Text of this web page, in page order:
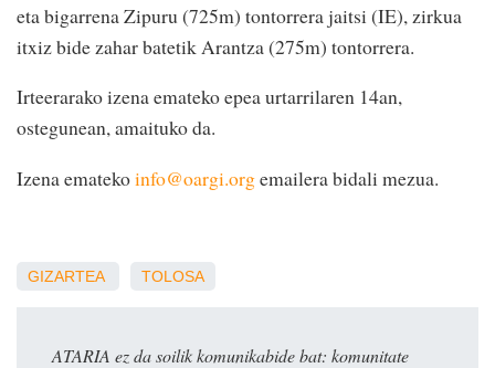
eta bigarrena Zipuru (725m) tontorrera jaitsi (IE), zirkua
itxiz bide zahar batetik Arantza (275m) tontorrera.
Irteerarako izena emateko epea urtarrilaren 14an,
ostegunean, amaituko da.
Izena ematekoinfo@oargi.orgemailera bidali mezua.
GIZARTEA TOLOSA
ATARIA ez da soilik komunikabide bat: komunitate